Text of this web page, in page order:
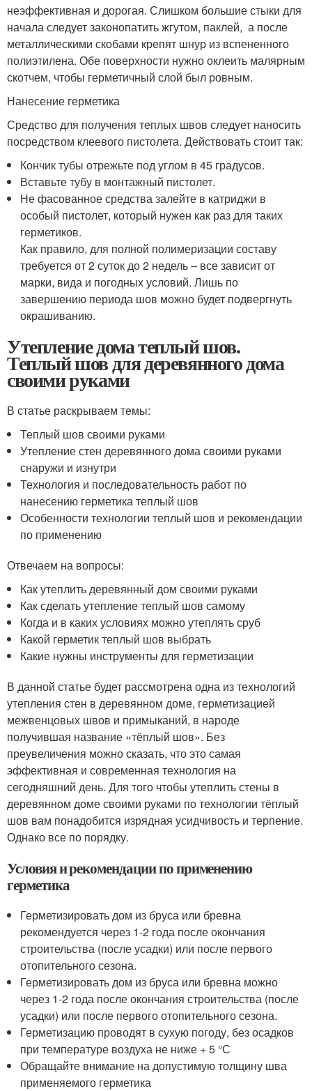
неэффективная и дорогая. Слишком большие стыки для
начала следует законопатить жгутом, паклей, а после
металлическими скобами крепят шнур из вспененного
полиэтилена. Обе поверхности нужно оклеить малярным
скотчем, чтобы герметичный слой был ровным.
Нанесение герметика
Средство для получения теплых швов следует наносить
посредством клеевого пистолета. Действовать стоит так:
Кончик тубы отрежьте под углом в 45 градусов.
Вставьте тубу в монтажный пистолет.
Не фасованное средства залейте в катриджи в
особый пистолет, который нужен как раз для таких
герметиков.
Как правило, для полной полимеризации составу
требуется от 2 суток до 2 недель – все зависит от
марки, вида и погодных условий. Лишь по
завершению периода шов можно будет подвергнуть
окрашиванию.
Утепление дома теплый шов.
Теплый шов для деревянного дома
своими руками
В статье раскрываем темы:
Теплый шов своими руками
Утепление стен деревянного дома своими руками
снаружи и изнутри
Технология и последовательность работ по
нанесению герметика теплый шов
Особенности технологии теплый шов и рекомендации
по применению
Отвечаем на вопросы:
Как утеплить деревянный дом своими руками
Как сделать утепление теплый шов самому
Когда и в каких условиях можно утеплять сруб
Какой герметик теплый шов выбрать
Какие нужны инструменты для герметизации
В данной статье будет рассмотрена одна из технологий
утепления стен в деревянном доме, герметизацией
межвенцовых швов и примыканий, в народе
получившая название «тёплый шов». Без
преувеличения можно сказать, что это самая
эффективная и современная технология на
сегодняшний день. Для того чтобы утеплить стены в
деревянном доме своими руками по технологии тёплый
шов вам понадобится изрядная усидчивость и терпение.
Однако все по порядку.
Условия и рекомендации по применению
герметика
Герметизировать дом из бруса или бревна
рекомендуется через 1-2 года после окончания
строительства (после усадки) или после первого
отопительного сезона.
Герметизировать дом из бруса или бревна можно
через 1-2 года после окончания строительства (после
усадки) или после первого отопительного сезона.
Герметизацию проводят в сухую погоду, без осадков
при температуре воздуха не ниже + 5 °С
Обращайте внимание на допустимую толщину шва
применяемого герметика